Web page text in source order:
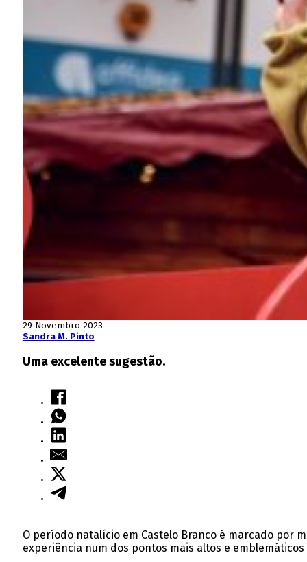
29 Novembro 2023
Sandra M. Pinto
Uma excelente sugestão.
O período natalício em Castelo Branco é marcado por
experiência num dos pontos mais altos e